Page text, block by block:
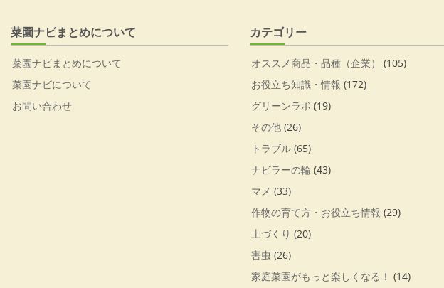
菜園ナビまとめについて
菜園ナビまとめについて
菜園ナビについて
お問い合わせ
カテゴリー
オススメ商品・品種（企業）
(105)
お役立ち知識・情報 (172)
グリーンラボ (19)
その他 (26)
トラブル (65)
ナビラーの輪 (43)
マメ (33)
作物の育て方・お役立ち情報 (29)
土づくり (20)
害虫 (26)
家庭菜園がもっと楽しくなる！ (14)